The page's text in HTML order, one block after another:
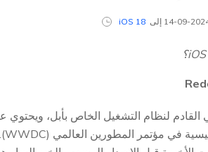
iOS 18